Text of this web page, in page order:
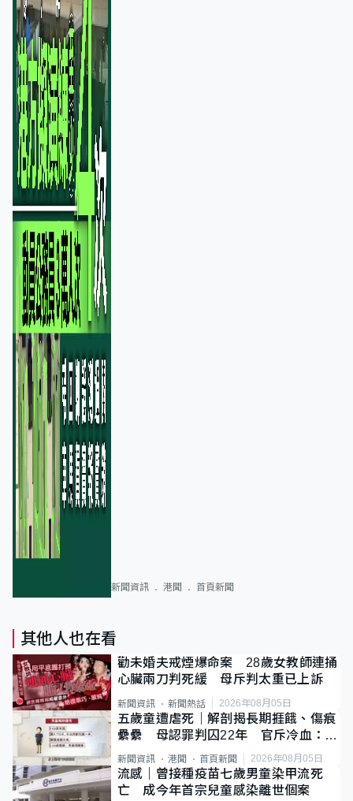
新聞資訊 港聞 首頁新聞
其他人也在看
勸未婚夫戒煙爆命案 28歲女教師連捅
心臟兩刀判死緩 母斥判太重已上訴
新聞資訊 新聞熱話 2026年08月05日
五歲童遭虐死｜解剖揭長期捱餓、傷痕
纍纍 母認罪判囚22年 官斥冷血：同
類案最惡劣
新聞資訊 港聞 首頁新聞 2026年08月05日
流感｜曾接種疫苗七歲男童染甲流死
亡 成今年首宗兒童感染離世個案